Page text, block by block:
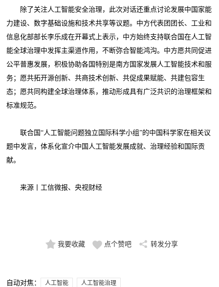
除了关注人工智能安全治理，此次对话还重点讨论发展中国家能
力建设、数字基础设施和技术共享等议题。中方代表团团长、工业和
信息化部部长李乐成在开幕式上表示，中方始终支持联合国在人工智
能全球治理中发挥主渠道作用，不断弥合智能鸿沟。中方愿共同促进
公平普惠发展，积极协助各国特别是南方国家发展人工智能技术和服
务；愿共拓开源创新、共商技术创新、共促成果赋能、共建包容生
态；愿共同构建全球治理体系，推动形成具有广泛共识的治理框架和
标准规范。
联合国“人工智能问题独立国际科学小组”的中国科学家在相关议
题中发言，体系化宣介中国人工智能发展成就、治理经验和国际贡
献。
来源丨工信微报、央视财经
我要收藏 点个赞吧 转发分享
自动对焦： 人工智能 人工智能治理